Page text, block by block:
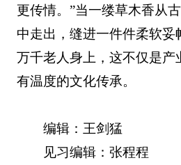
更传情。”当一缕草木香从
中走出，缝进一件件柔软妥
万千老人身上，这不仅是产
有温度的文化传承。
编辑：王剑猛
见习编辑：张程程